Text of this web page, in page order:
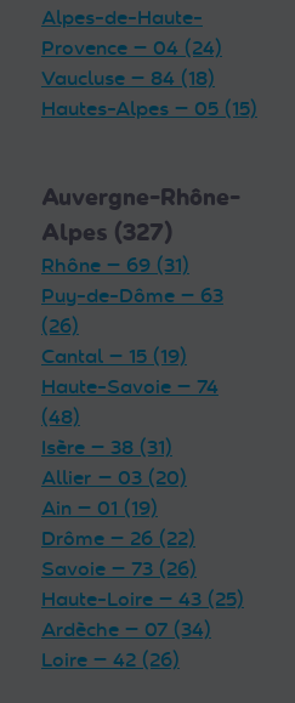
Alpes-de-Haute-
Provence — 04 (24)
Vaucluse — 84 (18)
Hautes-Alpes — 05 (15)
Auvergne-Rhône-
Alpes (327)
Rhône — 69 (31)
Puy-de-Dôme — 63
(26)
Cantal — 15 (19)
Haute-Savoie — 74
(48)
Isère — 38 (31)
Allier — 03 (20)
Ain — 01 (19)
Drôme — 26 (22)
Savoie — 73 (26)
Haute-Loire — 43 (25)
Ardèche — 07 (34)
Loire — 42 (26)